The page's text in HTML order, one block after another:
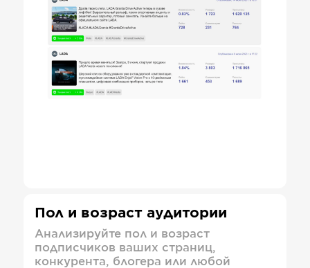
Пол и возраст аудитории
Анализируйте пол и возраст
подписчиков ваших страниц,
конкурента, блогера или любой